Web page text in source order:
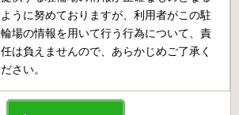
ように努めておりますが、利用者がこの駐
輪場の情報を用いて行う行為について、責
任は負えませんので、あらかじめご了承く
ださい。